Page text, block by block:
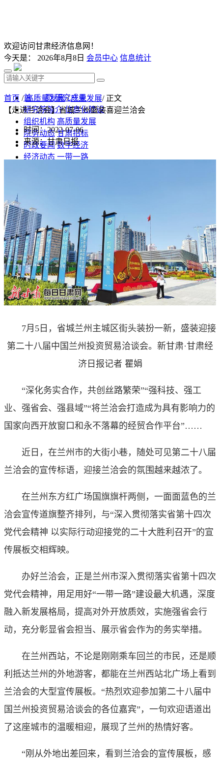
欢迎访问甘肃经济信息网！
今天是： 2026年8月8日 会员中心 信息统计
首 页 研究成果
研究院简介 信息化建设
组织机构 高质量发展
院务动态 甘肃招标
时政要闻 数字经济
经济动态 一带一路
首页 /高质量发展/产业发展/ 正文
【走进兰洽会】省城兰州盛装喜迎兰洽会
时间：2022-07-06
来源：甘肃日报
7月5日，省城兰州主城区街头装扮一新，盛装迎接
第二十八届中国兰州投资贸易洽谈会。新甘肃·甘肃经
济日报记者 瞿娟
“深化务实合作，共创丝路繁荣”“强科技、强工
业、强省会、强县域”“将兰洽会打造成为具有影响力的
国家向西开放窗口和永不落幕的经贸合作平台”……
近日，在兰州市的大街小巷，随处可见第二十八届
兰洽会的宣传标语，迎接兰洽会的氛围越来越浓了。
在兰州东方红广场国旗旗杆两侧，一面面蓝色的兰
洽会宣传道旗整齐排列，与“深入贯彻落实省第十四次
党代会精神 以实际行动迎接党的二十大胜利召开”的宣
传展板交相辉映。
办好兰洽会，正是兰州市深入贯彻落实省第十四次
党代会精神，用足用好“一带一路”建设最大机遇，深度
融入新发展格局，提高对外开放质效，实施强省会行
动，充分彰显省会担当、展示省会作为的务实举措。
在兰州西站，不论是刚刚乘车回兰的市民，还是顺
利抵达兰州的外地游客，都能在兰州西站北广场上看到
兰洽会的大型宣传展板。“热烈欢迎参加第二十八届中
国兰州投资贸易洽谈会的各位嘉宾”，一句欢迎语道出
了这座城市的温暖相迎，展现了兰州的热情好客。
“刚从外地出差回来，看到兰洽会的宣传展板，感